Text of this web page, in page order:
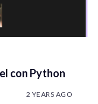
con Python
2 YEARS AGO